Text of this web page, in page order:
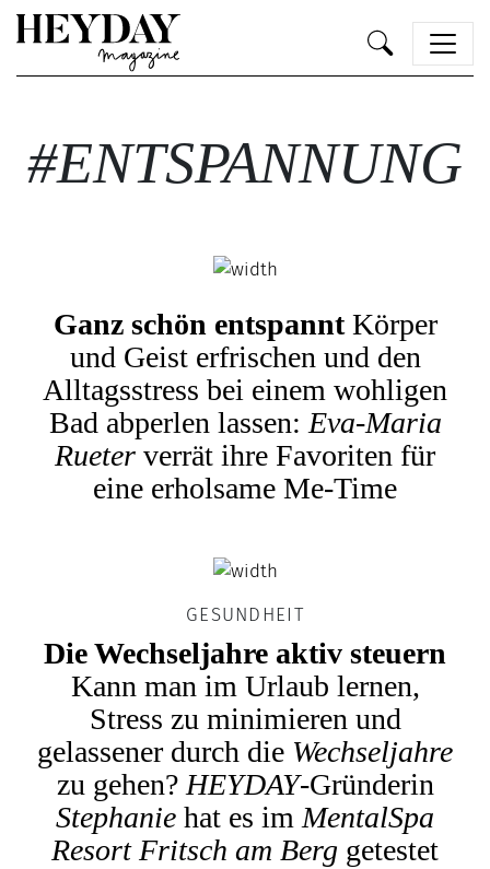
#ENTSPANNUNG
Ganz schön entspanntKörper
und Geist erfrischen und den
Alltagsstress bei einem wohligen
Bad abperlen lassen: Eva-Maria
Rueter verrät ihre Favoriten für
eine erholsame Me-Time
GESUNDHEIT
Die Wechseljahre aktiv steuern
Kann man im Urlaub lernen,
Stress zu minimieren und
gelassener durch die Wechseljahre
zu gehen? HEYDAY-Gründerin
Stephanie hat es im MentalSpa
Resort Fritsch am Berg getestet